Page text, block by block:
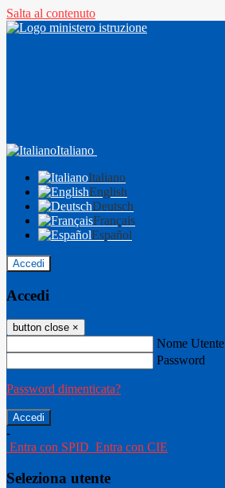
Salta al contenuto
Italiano
Italiano
English
Deutsch
Français
Español
Accedi
Accedi
button close ×
Nome Utente
Password
Password dimenticata?
-
Entra con SPID Entra con CIE
Seleziona utente